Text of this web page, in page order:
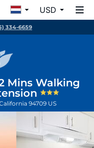
USD
334-6659
Mins Walking
94709 US